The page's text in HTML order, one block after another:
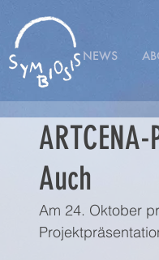
NEWS
Auch
Am 24. Oktober